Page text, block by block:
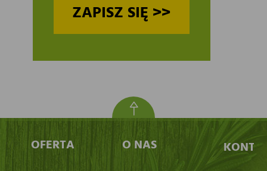
ZAPISZ SIĘ >>
OFERTA O NAS